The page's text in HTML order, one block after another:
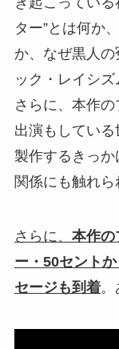
ター”とは何か
か、なぜ黒人の
ック・レイシズ
さらに、本作
出演もしてい
製作するきっ
関係にも触れら
さらに、 本作の
ー・50セント
セージも到着。